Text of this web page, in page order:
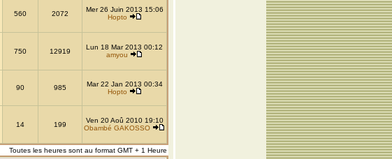
560 2072
Mer 26 Juin 2013 15:06
Hopto
750 12919
Lun 18 Mar 2013 00:12
amyou
90 985
Mar 22 Jan 2013 00:34
Hopto
14 199
Ven 20 Aoû 2010 19:10
Obambé GAKOSSO
Toutes les heures sont au format GMT + 1 Heure